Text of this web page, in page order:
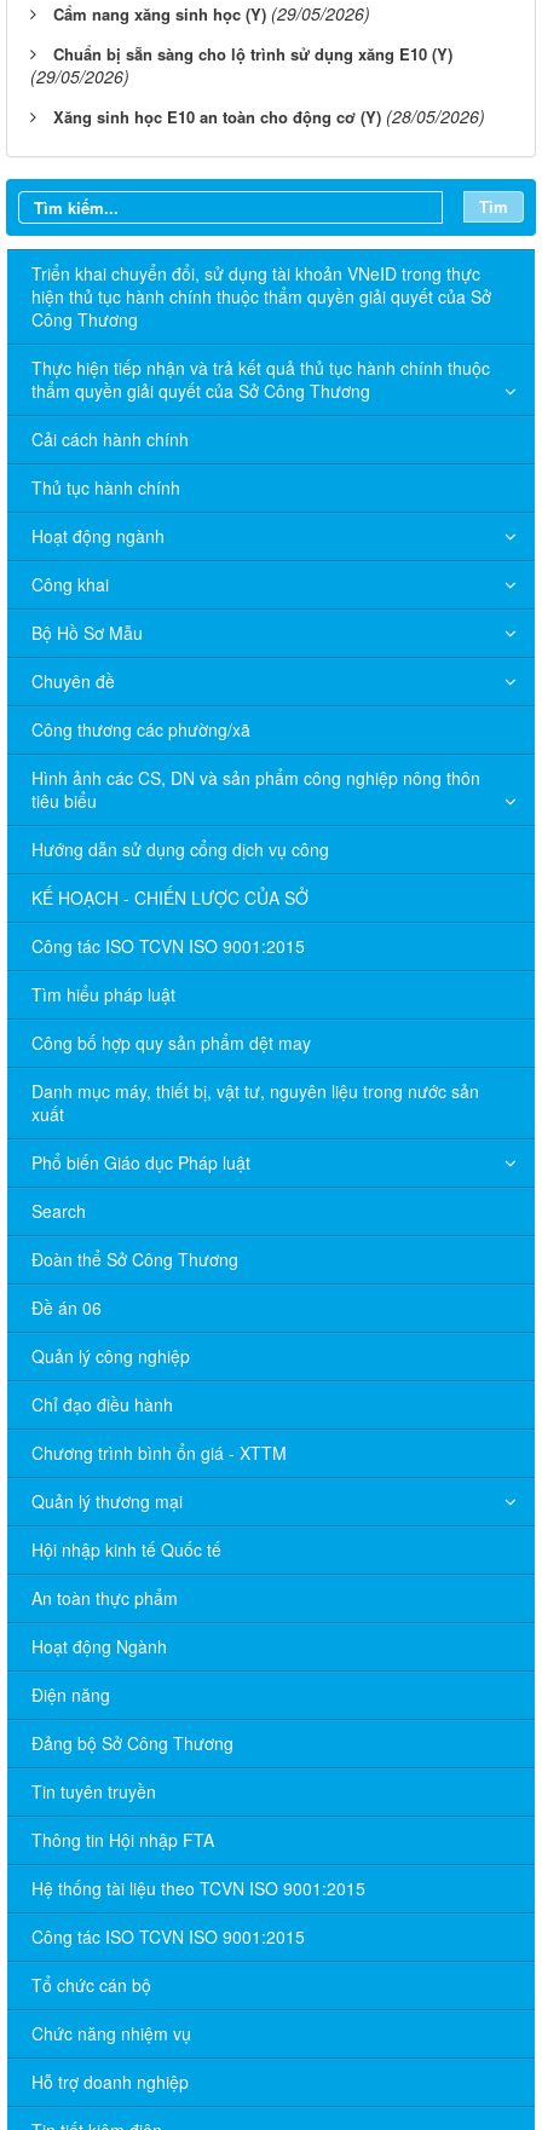
Cẩm nang xăng sinh học (Y) (29/05/2026)
Chuẩn bị sẵn sàng cho lộ trình sử dụng xăng E10 (Y)
(29/05/2026)
Xăng sinh học E10 an toàn cho động cơ (Y) (28/05/2026)
Tìm
Triển khai chuyển đổi, sử dụng tài khoản VNeID trong thực
hiện thủ tục hành chính thuộc thẩm quyền giải quyết của Sở
Công Thương
Thực hiện tiếp nhận và trả kết quả thủ tục hành chính thuộc
thẩm quyền giải quyết của Sở Công Thương
Cải cách hành chính
Thủ tục hành chính
Hoạt động ngành
Công khai
Bộ Hồ Sơ Mẫu
Chuyên đề
Công thương các phường/xã
Hình ảnh các CS, DN và sản phẩm công nghiệp nông thôn
tiêu biểu
Hướng dẫn sử dụng cổng dịch vụ công
KẾ HOẠCH - CHIẾN LƯỢC CỦA SỞ
Công tác ISO TCVN ISO 9001:2015
Tìm hiểu pháp luật
Công bố hợp quy sản phẩm dệt may
Danh mục máy, thiết bị, vật tư, nguyên liệu trong nước sản
xuất
Phổ biến Giáo dục Pháp luật
Search
Đoàn thể Sở Công Thương
Đề án 06
Quản lý công nghiệp
Chỉ đạo điều hành
Chương trình bình ổn giá - XTTM
Quản lý thương mại
Hội nhập kinh tế Quốc tế
An toàn thực phẩm
Hoạt động Ngành
Điện năng
Đảng bộ Sở Công Thương
Tin tuyên truyền
Thông tin Hội nhập FTA
Hệ thống tài liệu theo TCVN ISO 9001:2015
Công tác ISO TCVN ISO 9001:2015
Tổ chức cán bộ
Chức năng nhiệm vụ
Hỗ trợ doanh nghiệp